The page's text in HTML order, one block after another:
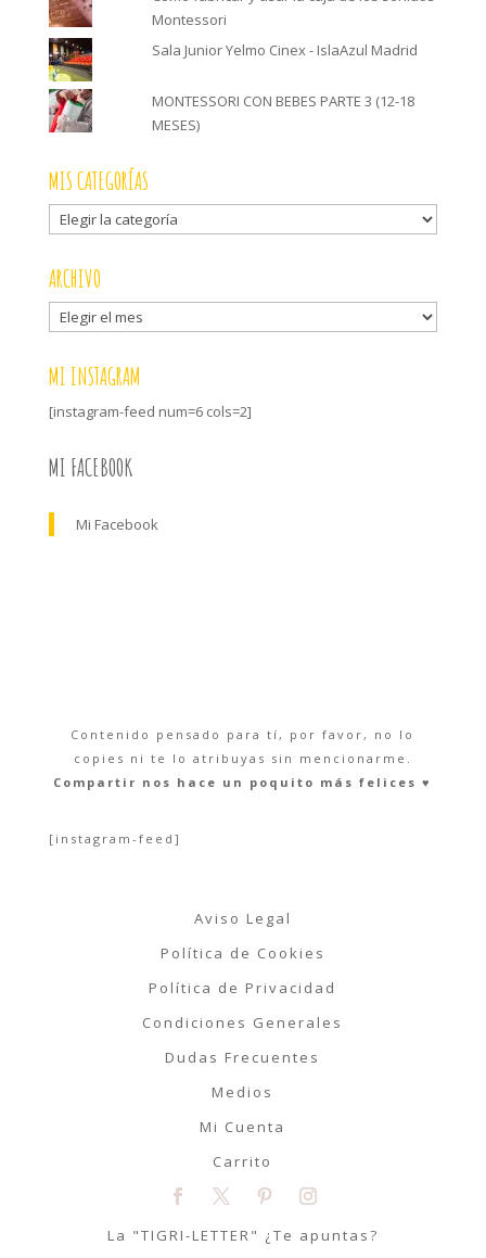
Montessori
Sala Junior Yelmo Cinex - IslaAzul Madrid
MONTESSORI CON BEBES PARTE 3 (12-18
MESES)
MIS CATEGORÍAS
Mis
categorías
ARCHIVO
Archivo
MI INSTAGRAM
[instagram-feed num=6 cols=2]
MI FACEBOOK
Mi Facebook
Contenido pensado para tí, por favor, no lo
copies ni te lo atribuyas sin mencionarme.
Compartir nos hace un poquito más felices ♥︎
[instagram-feed]
Aviso Legal
Política de Cookies
Política de Privacidad
Condiciones Generales
Dudas Frecuentes
Medios
Mi Cuenta
Carrito
La "TIGRI-LETTER" ¿Te apuntas?